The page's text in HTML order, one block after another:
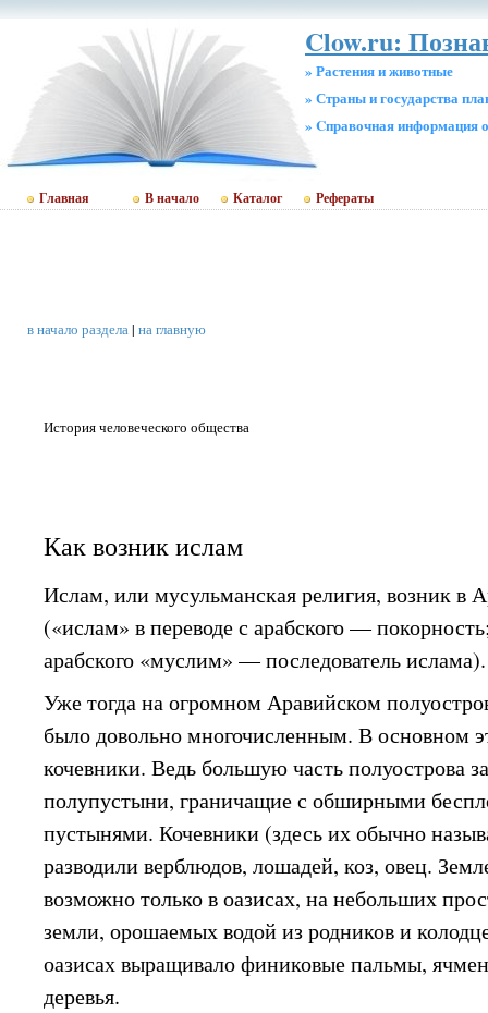
Clow.ru:
» Растения и животные
» Страны и государства
» Cправочная информация
Главная В начало Каталог Рефераты
в начало раздела| на главную
История человеческого общества
Как возник ислам
Ислам, или мусульманская религия, возник в
(«ислам» в переводе с арабского —
арабского «муслим» — последователь ислама).
Уже тогда на огромном Аравийском
было довольно многочисленным. В основном
кочевники. Ведь большую часть полуострова
полупустыни, граничащие с обширными
пустынями. Кочевники (здесь их обычно
разводили верблюдов, лошадей, коз, овец.
возможно только в оазисах, на небольших
земли, орошаемых водой из родников и
оазисах выращивало финиковые пальмы,
деревья.